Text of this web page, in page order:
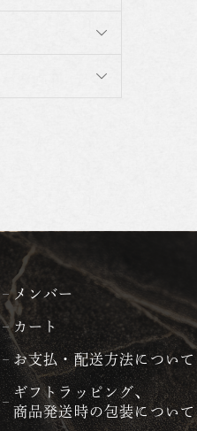
メンバー
カート
お支払・配送方法について
ギフトラッピング、
商品発送時の包装について